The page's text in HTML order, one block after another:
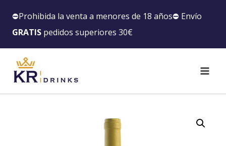
⛔️Prohibida la venta a menores de 18 años⛔️ Envío
GRATIS pedidos superiores 30€